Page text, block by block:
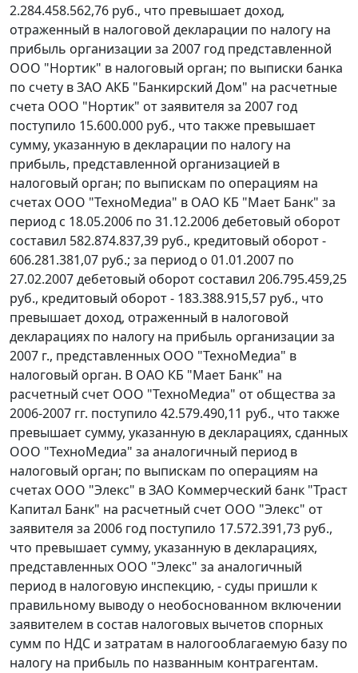
2.284.458.562,76 руб., что превышает доход,
отраженный в налоговой декларации по налогу на
прибыль организации за 2007 год представленной
ООО "Нортик" в налоговый орган; по выписки банка
по счету в ЗАО АКБ "Банкирский Дом" на расчетные
счета ООО "Нортик" от заявителя за 2007 год
поступило 15.600.000 руб., что также превышает
сумму, указанную в декларации по налогу на
прибыль, представленной организацией в
налоговый орган; по выпискам по операциям на
счетах ООО "ТехноМедиа" в ОАО КБ "Мает Банк" за
период с 18.05.2006 по 31.12.2006 дебетовый оборот
составил 582.874.837,39 руб., кредитовый оборот -
606.281.381,07 руб.; за период о 01.01.2007 по
27.02.2007 дебетовый оборот составил 206.795.459,25
руб., кредитовый оборот - 183.388.915,57 руб., что
превышает доход, отраженный в налоговой
декларациях по налогу на прибыль организации за
2007 г., представленных ООО "ТехноМедиа" в
налоговый орган. В ОАО КБ "Мает Банк" на
расчетный счет ООО "ТехноМедиа" от общества за
2006-2007 гг. поступило 42.579.490,11 руб., что также
превышает сумму, указанную в декларациях, сданных
ООО "ТехноМедиа" за аналогичный период в
налоговый орган; по выпискам по операциям на
счетах ООО "Элекс" в ЗАО Коммерческий банк "Траст
Капитал Банк" на расчетный счет ООО "Элекс" от
заявителя за 2006 год поступило 17.572.391,73 руб.,
что превышает сумму, указанную в декларациях,
представленных ООО "Элекс" за аналогичный
период в налоговую инспекцию, - суды пришли к
правильному выводу о необоснованном включении
заявителем в состав налоговых вычетов спорных
сумм по НДС и затратам в налогооблагаемую базу по
налогу на прибыль по названным контрагентам.